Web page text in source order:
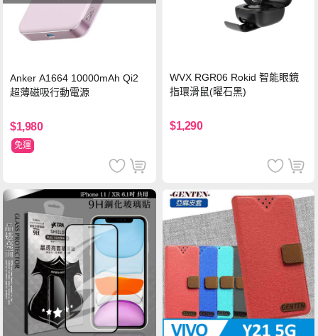
Anker A1664 10000mAh Qi2
超薄磁吸行動電源
$1,980
免運
WVX RGR06 Rokid 智能眼鏡
指環滑鼠(曜石黑)
$1,290